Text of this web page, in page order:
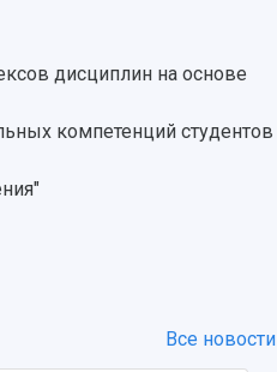
дисциплин на основе
компетенций студентов
Все новости